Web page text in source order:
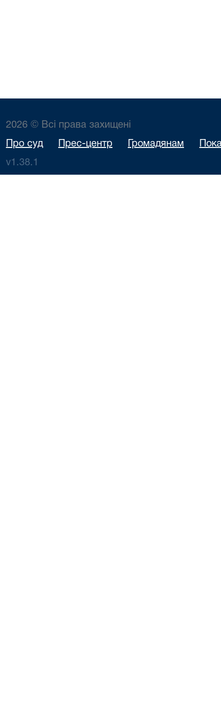
2026 © Всі права захищені
Про суд Прес-центр Громадянам
v1.38.1